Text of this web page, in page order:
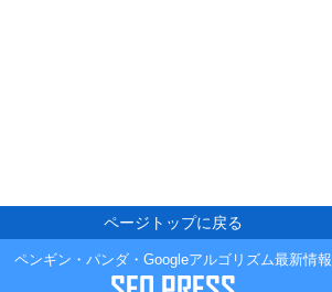
ページトップに戻る
ペンギン・パンダ・Googleアルゴリズム最新情報